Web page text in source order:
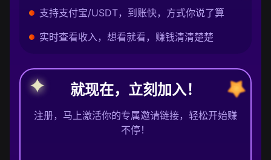
支持支付宝/USDT，到账快，方式你说了算
实时查看收入，想看就看，赚钱清清楚楚
就现在，立刻加入！
注册，马上激活你的专属邀请链接，轻松开始赚
不停！